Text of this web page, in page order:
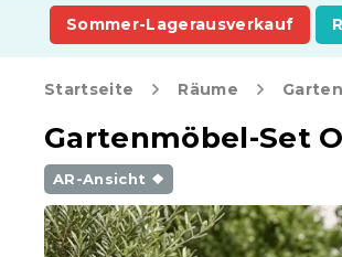
Sommer-Lagerausverkauf
Startseite Räume Garten
Gartenmöbel-Set
AR-Ansicht ❖